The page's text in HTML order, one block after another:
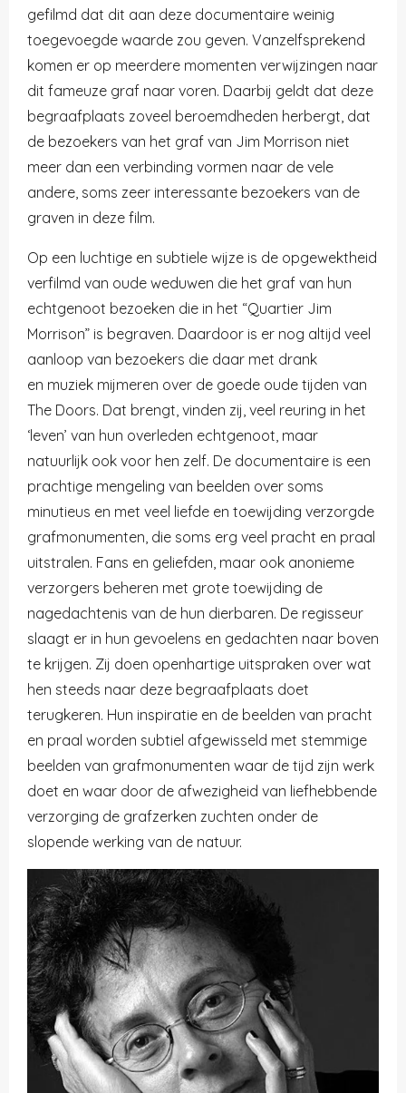
gefilmd dat dit aan deze documentaire weinig
toegevoegde waarde zou geven. Vanzelfsprekend
komen er op meerdere momenten verwijzingen naar
dit fameuze graf naar voren. Daarbij geldt dat deze
begraafplaats zoveel beroemdheden herbergt, dat
de bezoekers van het graf van Jim Morrison niet
meer dan een verbinding vormen naar de vele
andere, soms zeer interessante bezoekers van de
graven in deze film.
Op een luchtige en subtiele wijze is de opgewektheid
verfilmd van oude weduwen die het graf van hun
echtgenoot bezoeken die in het “Quartier Jim
Morrison” is begraven. Daardoor is er nog altijd veel
aanloop van bezoekers die daar met drank
en muziek mijmeren over de goede oude tijden van
The Doors. Dat brengt, vinden zij, veel reuring in het
‘leven’ van hun overleden echtgenoot, maar
natuurlijk ook voor hen zelf. De documentaire is een
prachtige mengeling van beelden over soms
minutieus en met veel liefde en toewijding verzorgde
grafmonumenten, die soms erg veel pracht en praal
uitstralen. Fans en geliefden, maar ook anonieme
verzorgers beheren met grote toewijding de
nagedachtenis van de hun dierbaren. De regisseur
slaagt er in hun gevoelens en gedachten naar boven
te krijgen. Zij doen openhartige uitspraken over wat
hen steeds naar deze begraafplaats doet
terugkeren. Hun inspiratie en de beelden van pracht
en praal worden subtiel afgewisseld met stemmige
beelden van grafmonumenten waar de tijd zijn werk
doet en waar door de afwezigheid van liefhebbende
verzorging de grafzerken zuchten onder de
slopende werking van de natuur.